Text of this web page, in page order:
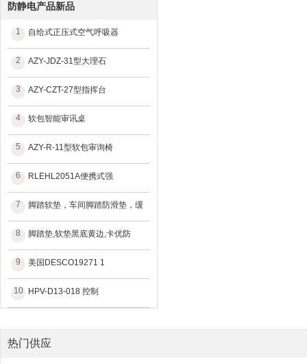
防静电产品新品
1 自给式正压式空气呼吸器
2 AZY-JDZ-31型大理石
3 AZY-CZT-27型指挥台
4 软包智能审讯桌
5 AZY-R-11型软包审询椅
6 RLEHL2051A便携式强
7 脚踏软垫，车间脚踏防滑垫，缓
8 脚踏垫,软垫黑底黄边,卡优防
9 美国DESCO19271 1
10 HPV-D13-018 控制
热门供应